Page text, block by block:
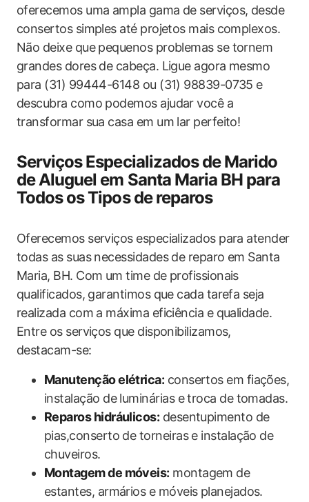
oferecemos uma ampla gama de serviços, desde
consertos simples até projetos mais complexos.
Não deixe que pequenos problemas se tornem
grandes dores de cabeça. Ligue agora mesmo
para (31) 99444-6148 ou (31) 98839-0735 e
descubra como podemos ajudar você a
transformar sua casa em um lar perfeito!
Serviços Especializados de Marido
de Aluguel em Santa Maria BH para
Todos os Tipos de reparos
Oferecemos serviços especializados para atender
todas as suas necessidades de reparo em Santa
Maria, BH. Com um time de profissionais
qualificados, garantimos que cada tarefa seja
realizada com a máxima eficiência e qualidade.
Entre os serviços que disponibilizamos,
destacam-se:
Manutenção elétrica: consertos em fiações,
instalação de luminárias e troca de tomadas.
Reparos hidráulicos: desentupimento de
pias,conserto de torneiras e instalação de
chuveiros.
Montagem de móveis: montagem de
estantes, armários e móveis planejados.